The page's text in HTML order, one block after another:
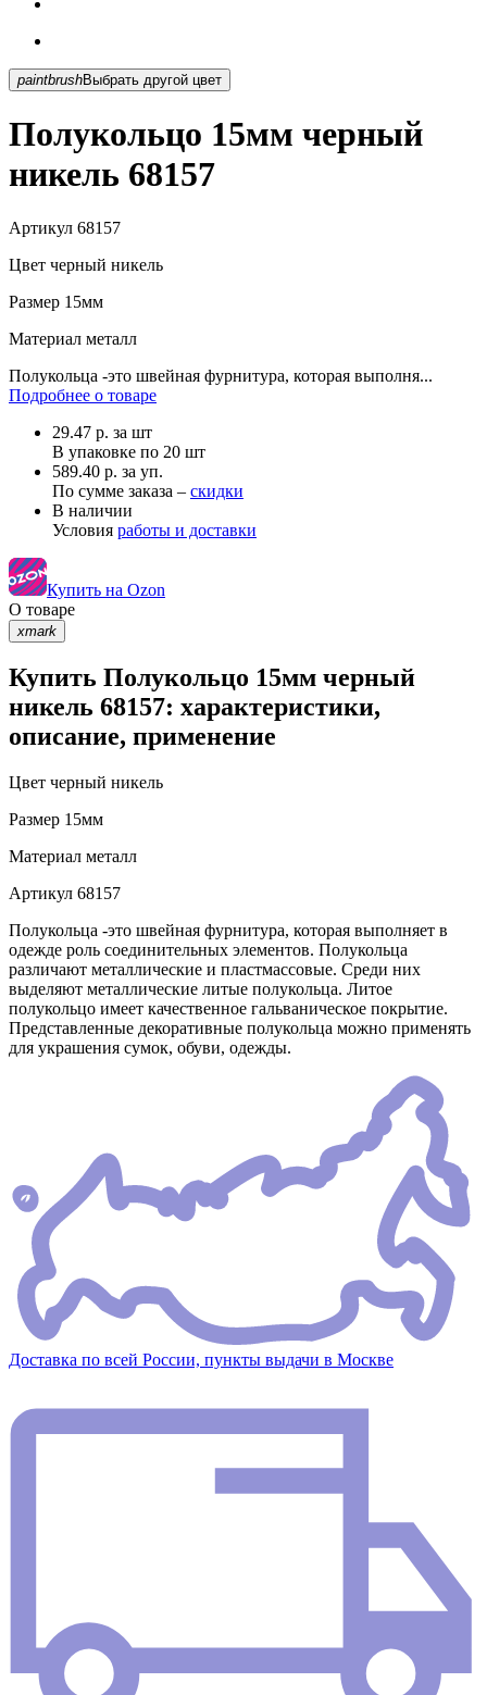
paintbrush Выбрать другой цвет
Полукольцо 15мм черный
никель 68157
Артикул 68157
Цвет черный никель
Размер 15мм
Материал металл
Полукольца -это швейная фурнитура, которая выполня...
Подробнее о товаре
29.47 р. за шт
В упаковке по 20 шт
589.40 р. за уп.
По сумме заказа – скидки
В наличии
Условия работы и доставки
Купить на Ozon
О товаре
xmark
Купить Полукольцо 15мм черный
никель 68157: характеристики,
описание, применение
Цвет черный никель
Размер 15мм
Материал металл
Артикул 68157
Полукольца -это швейная фурнитура, которая выполняет в
одежде роль соединительных элементов. Полукольца
различают металлические и пластмассовые. Среди них
выделяют металлические литые полукольца. Литое
полукольцо имеет качественное гальваническое покрытие.
Представленные декоративные полукольца можно применять
для украшения сумок, обуви, одежды.
Доставка по всей России, пункты выдачи в Москве